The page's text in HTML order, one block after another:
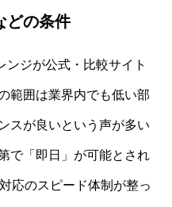
どの条件
ンジが公式・比較サイト
範囲は業界内でも低い部
スが良いという声が多い
で「即日」が可能とされ
応のスピード体制が整っ